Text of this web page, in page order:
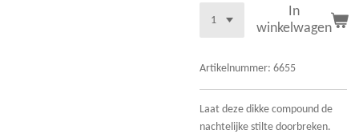
In
winkelwagen
Artikelnummer: 6655
Laat deze dikke compound de
nachtelijke stilte doorbreken.